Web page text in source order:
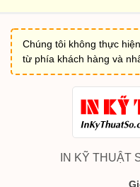
Chúng tôi không thực
từ phía khách hàng và
IN KỸ THUẬT